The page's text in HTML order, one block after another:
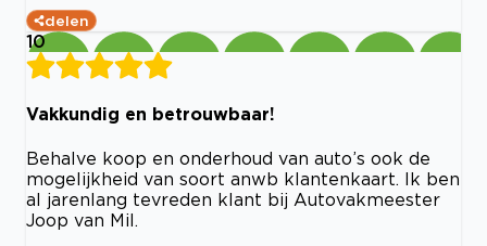
delen
10
Vakkundig en betrouwbaar!
Behalve koop en onderhoud van auto’s ook de
mogelijkheid van soort anwb klantenkaart. Ik ben
al jarenlang tevreden klant bij Autovakmeester
Joop van Mil.